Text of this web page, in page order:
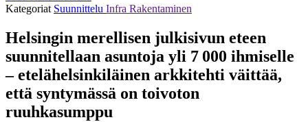
Kategoriat Suunnittelu Infra Rakentaminen
Helsingin merellisen julkisivun eteen
suunnitellaan asuntoja yli 7 000 ihmiselle
– etelähelsinkiläinen arkkitehti väittää,
että syntymässä on toivoton
ruuhkasumppu